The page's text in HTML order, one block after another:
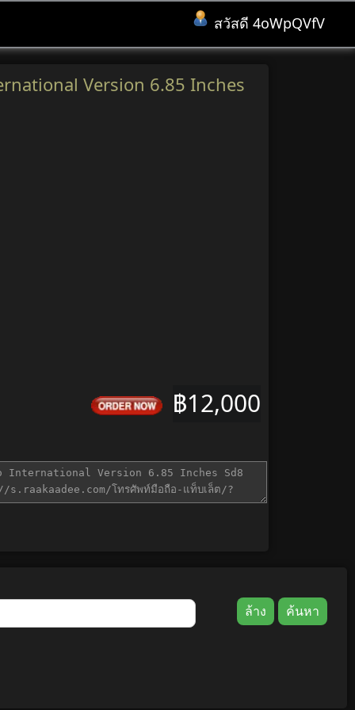
สวัสดี 4oWpQVfV
Version 6.85 Inches
฿12,000